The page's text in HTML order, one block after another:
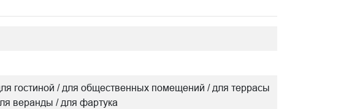
гостиной / для общественных помещений / для террасы
веранды / для фартука